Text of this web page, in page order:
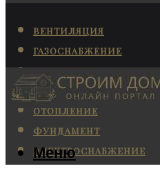
ВЕНТИЛЯЦИЯ
ГАЗОСНАБЖЕНИЕ
КАНАЛИЗАЦИЯ
КОНДИЦИОНИРОВАНИЕ
ОТОПЛЕНИЕ
ФУНДАМЕНТ
ЭЛЕКТРОСНАБЖЕНИЕ
Меню